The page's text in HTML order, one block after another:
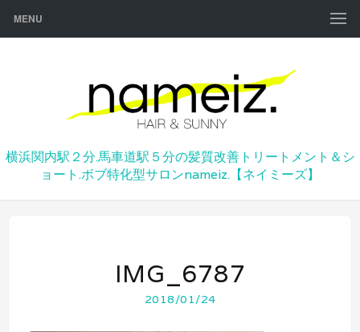
MENU
横浜関内駅２分.馬車道駅５分の髪質改善トリートメント＆シ
ョート.ボブ特化型サロンnameiz.【ネイミーズ】
IMG_6787
2018/01/24